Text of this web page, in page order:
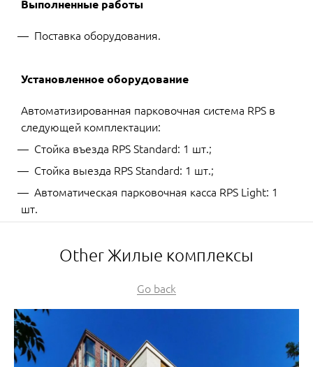
Выполненные работы
Поставка оборудования.
Установленное оборудование
Автоматизированная парковочная система RPS в
следующей комплектации:
Стойка въезда RPS Standard: 1 шт.;
Стойка выезда RPS Standard: 1 шт.;
Автоматическая парковочная касса RPS Light: 1
шт.
Other Жилые комплексы
Go back